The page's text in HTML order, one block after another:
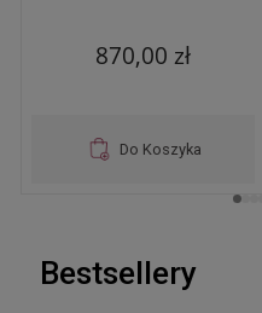
870,00 zł
Do Koszyka
Bestsellery